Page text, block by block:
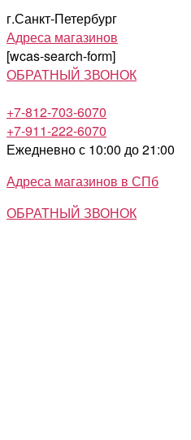
г.Санкт-Петербург
Адреса магазинов
[wcas-search-form]
ОБРАТНЫЙ ЗВОНОК
+7-812-703-6070
+7-911-222-6070
Ежедневно с 10:00 до 21:00
Адреса магазинов в СПб
ОБРАТНЫЙ ЗВОНОК